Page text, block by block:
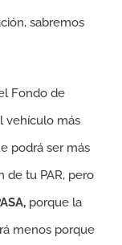
sabremos
Fondo de
vehículo más
podrá ser más
de tu PAR, pero
porque la
menos porque